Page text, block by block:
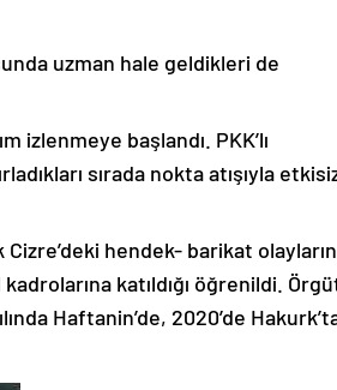
uzman hale geldikleri de
izlenmeye başlandı. PKK’lı
sırada nokta atışıyla
Cizre’deki hendek- barikat
katıldığı öğrenildi.
Haftanin’de, 2020’de